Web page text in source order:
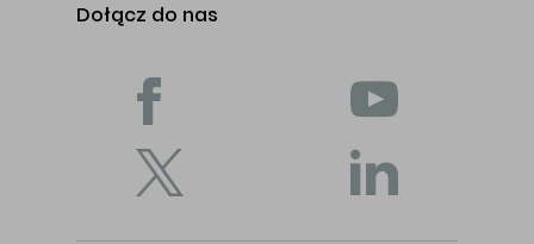
Dołącz do nas